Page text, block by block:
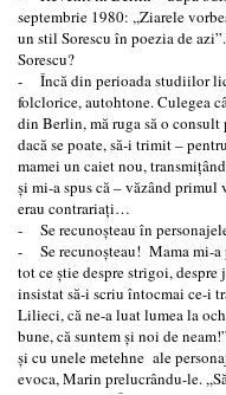
septembrie 1980: ,,Ziarele
un stil Sorescu în poezia de
Sorescu?
- Încă din perioada studiilor
folclorice, autohtone. Culegea
din Berlin, mă ruga să o
dacă se poate, să-i trimit –
mamei un caiet nou,
şi mi-a spus că – văzând
erau contrariaţi…
- Se recunoşteau în
- Se recunoşteau! Mama mi-a
tot ce ştie despre strigoi,
insistat să-i scriu întocmai ce-i
Lilieci, că ne-a luat lumea la
bune, că suntem şi noi de
şi cu unele metehne ale
evoca, Marin prelucrându-le.